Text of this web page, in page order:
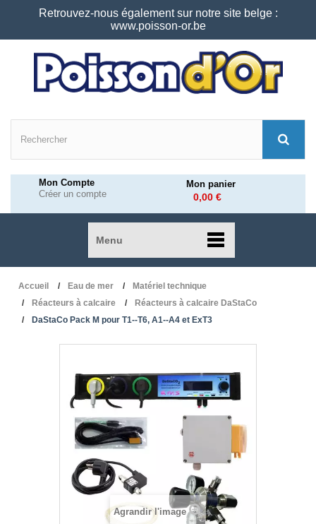
Retrouvez-nous également sur notre site belge :
www.poisson-or.be
Mon Compte
Créer un compte
Mon panier
0,00 €
Menu
Accueil Eau de mer
Matériel technique
Réacteurs à calcaire
Réacteurs à calcaire DaStaCo
DaStaCo Pack M pour T1--T6, A1--A4 et ExT3
Agrandir l'image